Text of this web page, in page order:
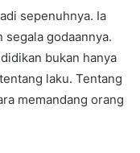
sepenuhnya. Ia
godaannya.
bukan hanya
laku. Tentang
memandang orang